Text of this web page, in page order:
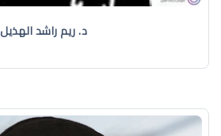
د. ريم راشد الهذيل